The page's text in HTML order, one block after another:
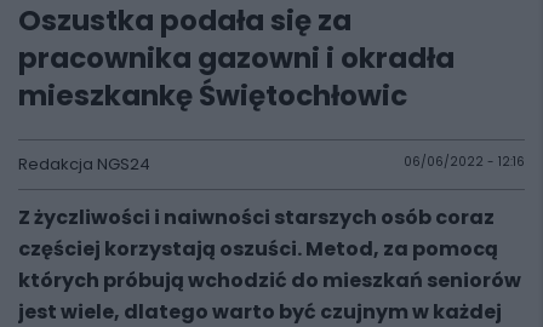
Oszustka podała się za
pracownika gazowni i okradła
mieszkankę Świętochłowic
Redakcja NGS24 06/06/2022 - 12:16
Z życzliwości i naiwności starszych osób coraz
częściej korzystają oszuści. Metod, za pomocą
których próbują wchodzić do mieszkań seniorów
jest wiele, dlatego warto być czujnym w każdej